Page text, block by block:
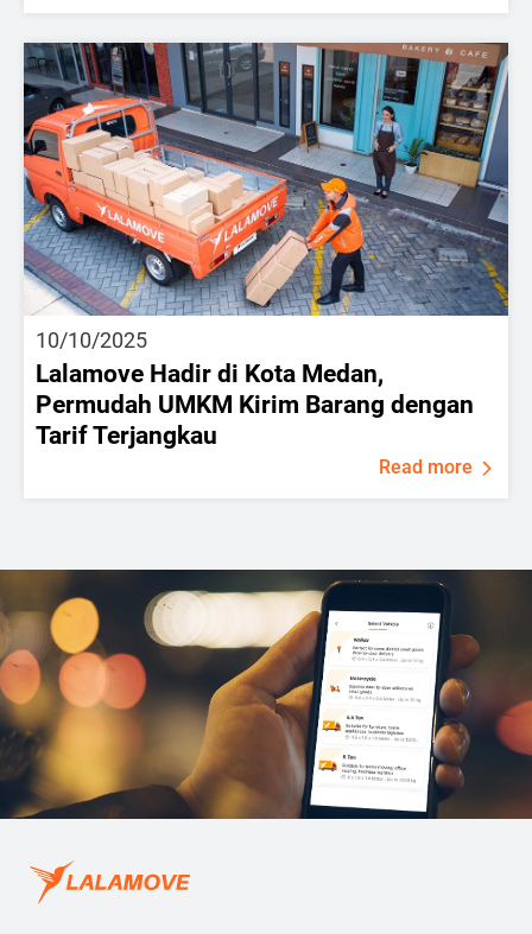
10/10/2025
Lalamove Hadir di Kota Medan,
Permudah UMKM Kirim Barang dengan
Tarif Terjangkau
Read more